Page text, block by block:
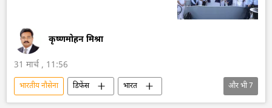
कृष्णमोहन मिश्रा
31 मार्च , 11:56
भारतीय नौसेना डिफेंस
भारत
आत्मनिर्भर भारत
युद्धपोत
अरब सागर
और भी7